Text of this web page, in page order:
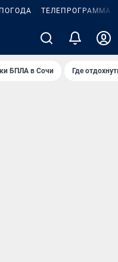
ПОГОДА ТЕЛЕПРОГРАММА
БПЛА в Сочи Где